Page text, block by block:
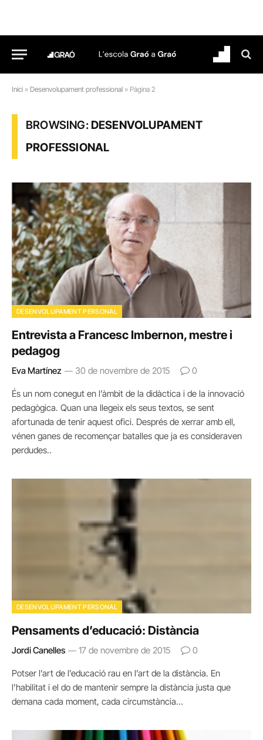
Inici » Desenvolupament professional » Pàgina 2
BROWSING:DESENVOLUPAMENT
PROFESSIONAL
DESENVOLUPAMENT PERSONAL
Entrevista a Francesc Imbernon, mestre i
pedagog
Eva Martínez 30 de novembre de 2015 0
És un nom conegut en l’àmbit de la didàctica i de la innovació
pedagògica. Quan una llegeix els seus textos, se sent
afortunada de tenir aquest ofici. Després de xerrar amb ell,
vénen ganes de recomençar batalles que ja es consideraven
perdudes..
DESENVOLUPAMENT PERSONAL
Pensaments d’educació: Distància
Jordi Canelles 17 de novembre de 2015 0
Potser l’art de l’educació rau en l’art de la distància. En
l’habilitat i el do de mantenir sempre la distància justa que
demana cada moment, cada circumstància…